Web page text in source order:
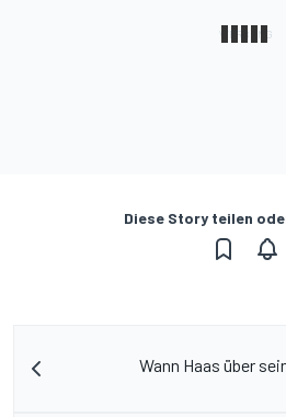
Diese Story teilen
Wann Haas über